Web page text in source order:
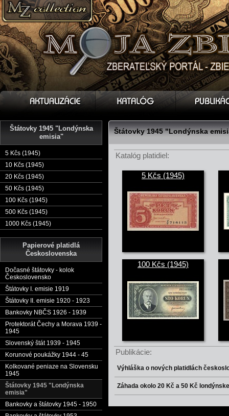
Štátovky 1945 "Londýnska
emisia"
5 Kčs (1945)
10 Kčs (1945)
20 Kčs (1945)
50 Kčs (1945)
100 Kčs (1945)
500 Kčs (1945)
1000 Kčs (1945)
Papierové platidlá
Československa
Dočasné štátovky - kolok
Československo
Štátovky I. emisie 1919
Štátovky II. emisie 1920 - 1923
Bankovky NBČS 1926 - 1939
Protektorát Čechy a Morava 1939 -
1945
Slovenský štát 1939 - 1945
Korunové poukážky 1944 - 45
Kolkované peniaze na Slovensku
1945
Štátovky 1945 "Londýnska
emisia"
Bankovky a štátovky 1945 - 1950
Štátovky 1945 "Londýnska
Katalóg platidiel:
5 Kčs (1945)
100 Kčs (1945)
Publikácie:
Výhláška o nových platidlách
Záhada okolo 20 Kč a 50 Kč